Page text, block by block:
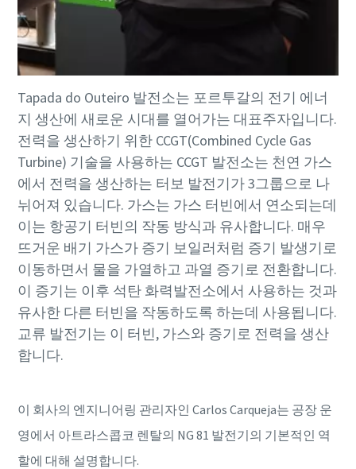
Tapada do Outeiro 발전소는 포르투갈의 전기 에너
지 생산에 새로운 시대를 열어가는 대표주자입니다.
전력을 생산하기 위한 CCGT(Combined Cycle Gas
Turbine) 기술을 사용하는 CCGT 발전소는 천연 가스
에서 전력을 생산하는 터보 발전기가 3그룹으로 나
뉘어져 있습니다. 가스는 가스 터빈에서 연소되는데
이는 항공기 터빈의 작동 방식과 유사합니다. 매우
뜨거운 배기 가스가 증기 보일러처럼 증기 발생기로
이동하면서 물을 가열하고 과열 증기로 전환합니다.
이 증기는 이후 석탄 화력발전소에서 사용하는 것과
유사한 다른 터빈을 작동하도록 하는데 사용됩니다.
교류 발전기는 이 터빈, 가스와 증기로 전력을 생산
합니다.
이 회사의 엔지니어링 관리자인 Carlos Carqueja는 공장 운
영에서 아트라스콥코 렌탈의 NG 81 발전기의 기본적인 역
할에 대해 설명합니다.